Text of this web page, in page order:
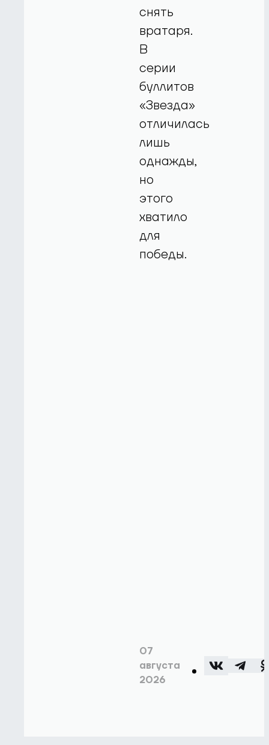
снять
вратаря.
В
серии
буллитов
«Звезда»
отличилась
лишь
однажды,
но
этого
хватило
для
победы.
07
августа
2026